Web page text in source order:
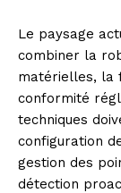
Le paysage
combiner la
matérielles, la
conformité
techniques
configuration
gestion des
détection